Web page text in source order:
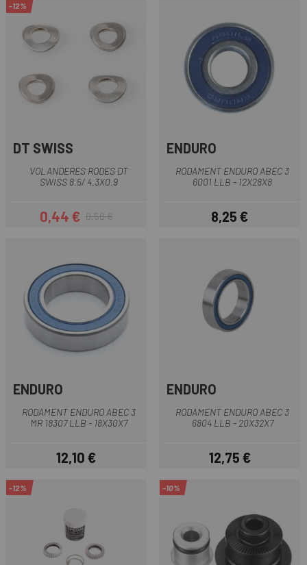
-12%
DT SWISS
VOLANDERES RODES DT
SWISS 8.5/ 4.3X0.9
Preu
0,44 €Preu regular
0,50 €
ENDURO
RODAMENT ENDURO ABEC 3
6001 LLB - 12X28X8
Preu
8,25 €
ENDURO
RODAMENT ENDURO ABEC 3
MR 18307 LLB - 18X30X7
Preu
12,10 €
ENDURO
RODAMENT ENDURO ABEC 3
6804 LLB - 20X32X7
Preu
12,75 €
-12% -10%